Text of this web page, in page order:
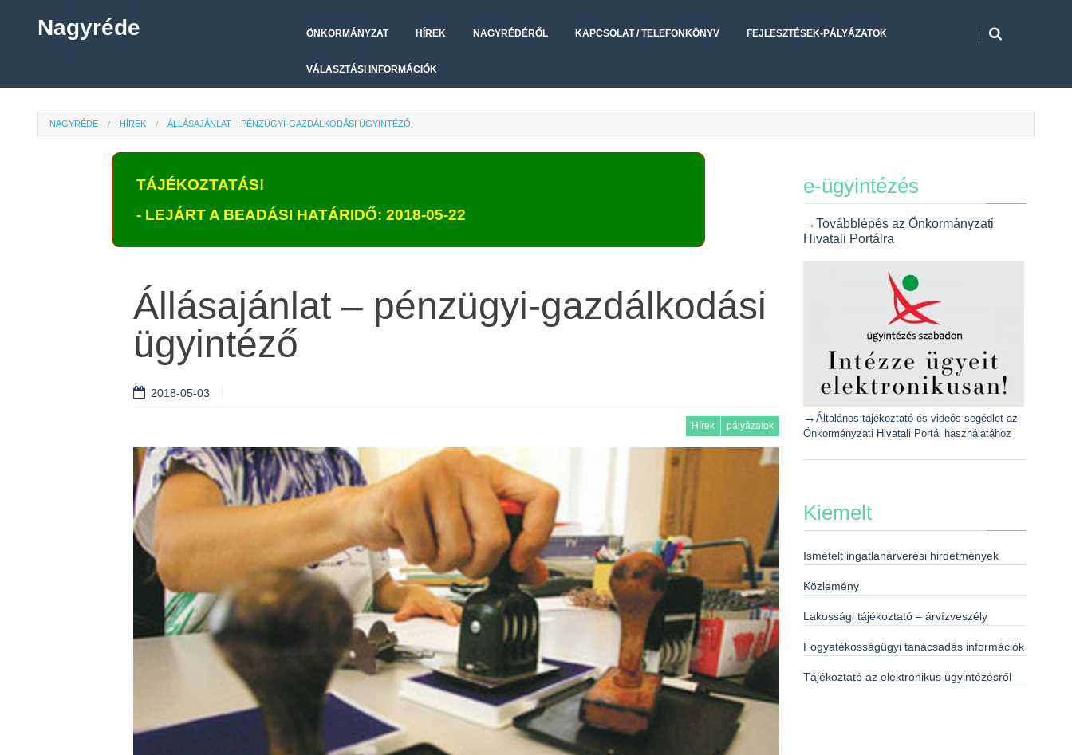
Nagyréde ÖNKORMÁNYZAT HÍREK NAGYRÉDÉRŐL KAPCSOLAT / TELEFONKÖNYV FEJLESZTÉSEK-PÁLYÁZATOK
VÁLASZTÁSI INFORMÁCIÓK
NAGYRÉDE HÍREK ÁLLÁSAJÁNLAT – PÉNZÜGYI-GAZDÁLKODÁSI ÜGYINTÉZŐ
TÁJÉKOZTATÁS!
- LEJÁRT A BEADÁSI HATÁRIDŐ: 2018-05-22
Állásajánlat – pénzügyi-gazdálkodási
ügyintéző
2018-05-03
Hírek pályázatok
e-ügyintézés
→Továbblépés az Önkormányzati
Hivatali Portálra
→ Általános tájékoztató és videós segédlet az
Önkormányzati Hivatali Portál használatához
Kiemelt
Ismételt ingatlanárverési hirdetmények
Közlemény
Lakossági tájékoztató – árvízveszély
Fogyatékosságügyi tanácsadás információk
Tájékoztató az elektronikus ügyintézésről